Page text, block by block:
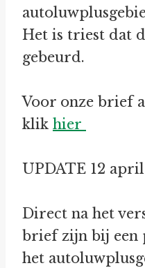
Het is triest dat
gebeurd.
Voor onze brief
klik hier
UPDATE 12 april
Direct na het
brief zijn bij een
het